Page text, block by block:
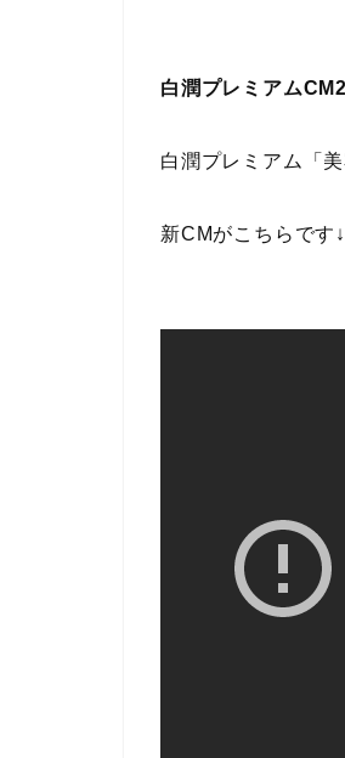
白潤プレミアム
白潤プレミアム「
新CMがこちらです↓